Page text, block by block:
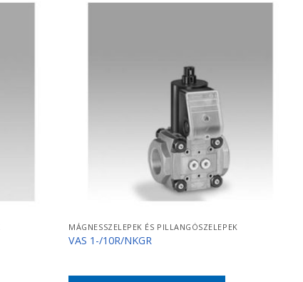
MÁGNESSZELEPEK ÉS PILLANGÓSZELEPEK
VAS 1-/10R/NKGR